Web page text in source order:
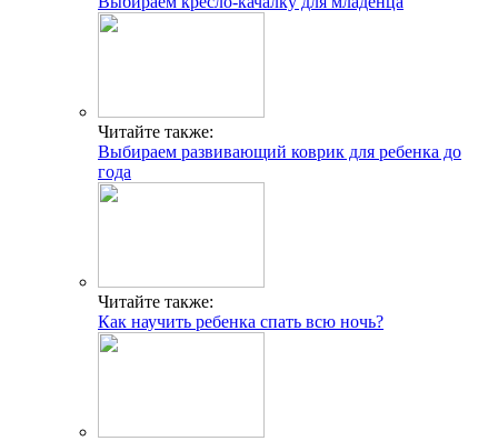
Читайте также:
Выбираем развивающий коврик для ребенка до
года
Читайте также:
Как научить ребенка спать всю ночь?